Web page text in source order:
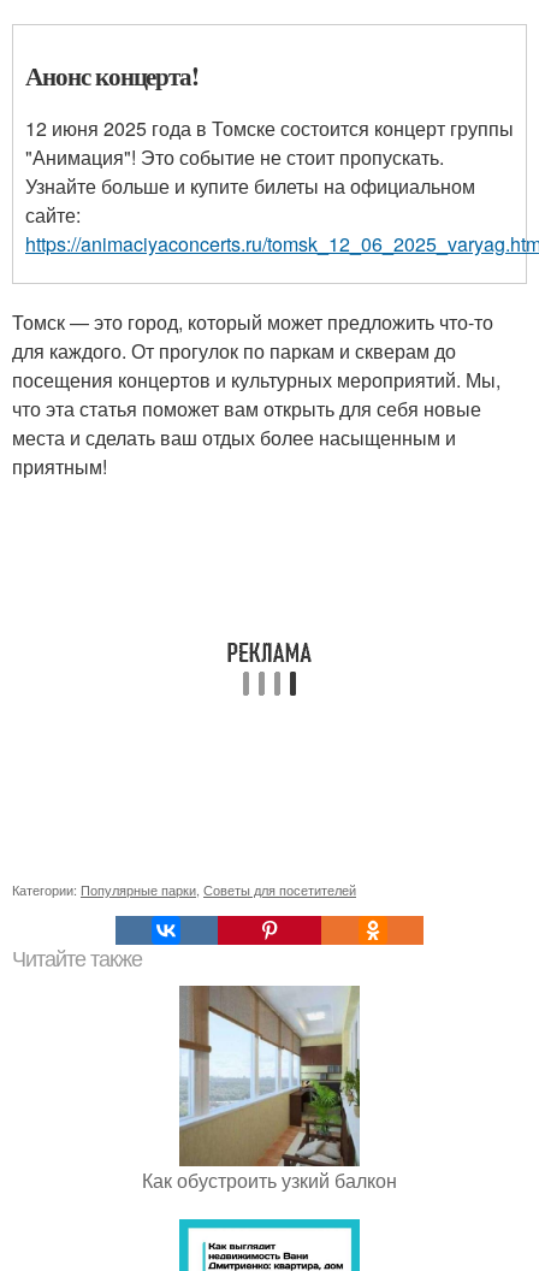
Анонс концерта!
12 июня 2025 года в Томске состоится концерт группы
"Анимация"! Это событие не стоит пропускать.
Узнайте больше и купите билеты на официальном
сайте:
https://animaciyaconcerts.ru/
Томск — это город, который может предложить что-то
для каждого. От прогулок по паркам и скверам до
посещения концертов и культурных мероприятий. Мы,
что эта статья поможет вам открыть для себя новые
места и сделать ваш отдых более насыщенным и
приятным!
Категории: Популярные парки Советы для посетителей
Читайте также
Как обустроить узкий балкон